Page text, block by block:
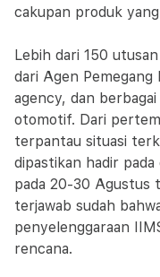
cakupan produk
Lebih dari 150
dari Agen
agency, dan
otomotif. Dari
terpantau situasi
dipastikan hadir
pada 20-30 Agustus
terjawab sudah
penyelenggaraan
rencana.